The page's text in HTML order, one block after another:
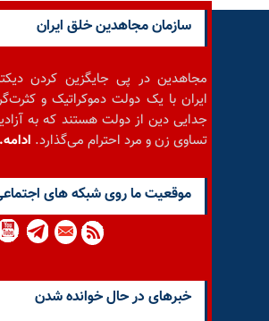
سازمان مجاهدین خلق ایران
مجاهدین در پی جایگزین کردن
ایران با یک دولت دموکراتیک و
جدایی دین از دولت هستند که به
تساوی زن و مرد احترام می‌گذارد.
موقعيت ما روى شبكه هاى
خبرهای در حال خوانده شدن